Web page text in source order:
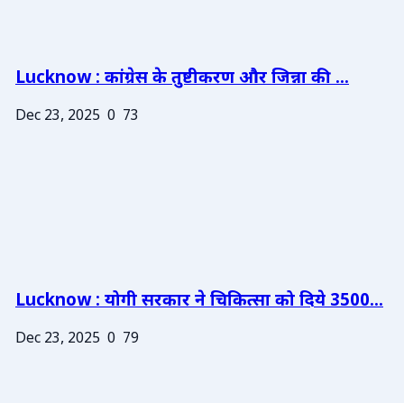
Lucknow : कांग्रेस के तुष्टीकरण और जिन्ना की ...
Dec 23, 2025 0 73
Lucknow : योगी सरकार ने चिकित्सा को दिये 3500...
Dec 23, 2025 0 79